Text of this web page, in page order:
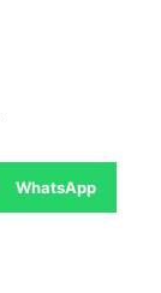
WhatsApp